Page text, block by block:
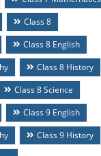
Class 8
Class 8 English
Class 8 History
Class 8 Science
Class 9 English
Class 9 History